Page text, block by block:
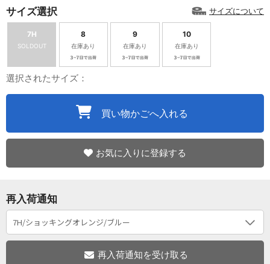
サイズ選択 サイズについて
7H
SOLDOUT
8
在庫あり
9
在庫あり
10
在庫あり
選択されたサイズ：
買い物かごへ入れる
お気に入りに登録する
再入荷通知